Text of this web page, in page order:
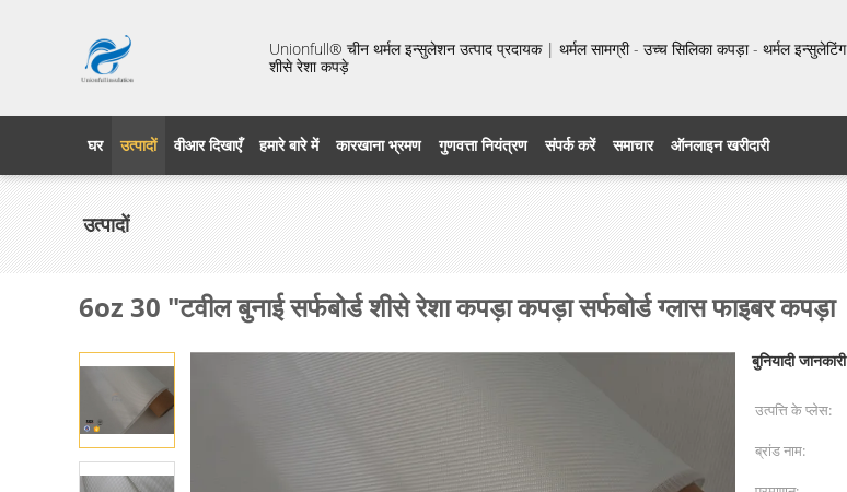
Unionfull® चीन थर्मल इन्सुलेशन उत्पाद प्रदायक | थर्मल सामग्री - उच्च सिलिका कपड़ा - थर्मल इन्सुलेटिंग
शीसे रेशा कपड़े
घर उत्पादों वीआर दिखाएँ हमारे बारे में कारखाना भ्रमण गुणवत्ता नियंत्रण संपर्क करें समाचार ऑनलाइन खरीदारी
उत्पादों
6oz 30 "टवील बुनाई सर्फबोर्ड शीसे रेशा कपड़ा कपड़ा सर्फबोर्ड ग्लास फाइबर कपड़ा
बुनियादी जानकारी
उत्पत्ति के प्लेस:
ब्रांड नाम: